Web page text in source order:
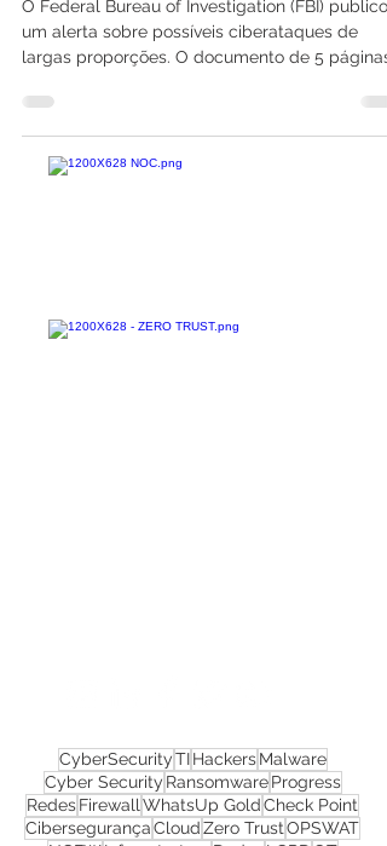
as Olimpíadas de Tóquio
O Federal Bureau of Investigation (FBI) publicou
largas proporções. O documento de 5
CyberSecurityTIHackersMalware
Cyber SecurityRansomwareProgress